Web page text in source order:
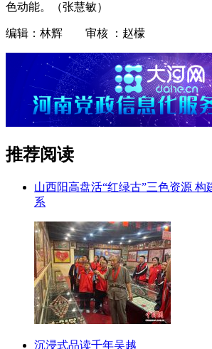
色动能。（张慧敏）
编辑：林辉 审核 ：赵檬
推荐阅读
山西阳高盘活“红绿古”三色资源 构
系
沉浸式品读千年吴越